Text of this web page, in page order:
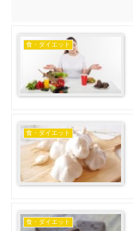
食・ダイエット
食・ダイエット
食・ダイエット